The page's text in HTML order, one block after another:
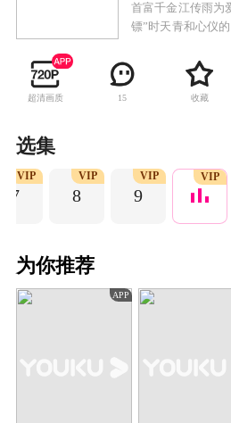
首富千金江传雨为
镖”时天青和心仪
超清画质 15 收藏
选集
7
VIP
8
VIP
9
VIP VIP
为你推荐
APP